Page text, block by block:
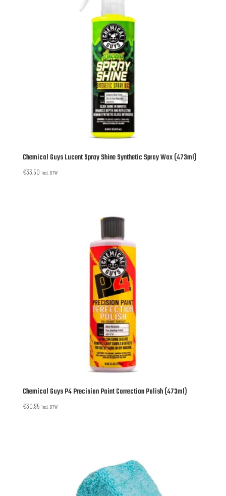
Chemical Guys Lucent Spray Shine Synthetic Spray Wax (473ml)
€33,50 incl. BTW
Chemical Guys P4 Precision Paint Correction Polish (473ml)
€30,95 incl. BTW